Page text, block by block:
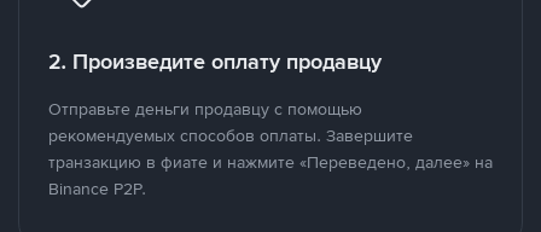
2. Произведите оплату продавцу
Отправьте деньги продавцу с помощью
рекомендуемых способов оплаты. Завершите
транзакцию в фиате и нажмите «Переведено, далее» на
Binance P2P.